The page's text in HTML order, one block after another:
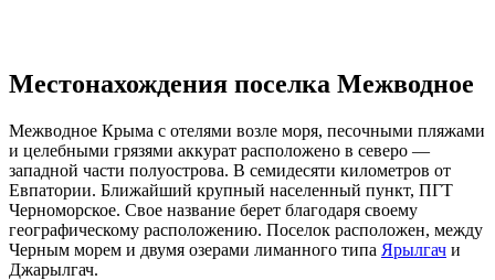
Местонахождения поселка Межводное
Межводное Крыма с отелями возле моря, песочными пляжами
и целебными грязями аккурат расположено в северо —
западной части полуострова. В семидесяти километров от
Евпатории. Ближайший крупный населенный пункт, ПГТ
Черноморское. Свое название берет благодаря своему
географическому расположению. Поселок расположен, между
Черным морем и двумя озерами лиманного типа Ярылгач и
Джарылгач.